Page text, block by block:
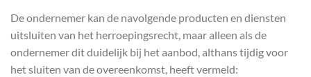
De ondernemer kan de navolgende producten en diensten
uitsluiten van het herroepingsrecht, maar alleen als de
ondernemer dit duidelijk bij het aanbod, althans tijdig voor
het sluiten van de overeenkomst, heeft vermeld: